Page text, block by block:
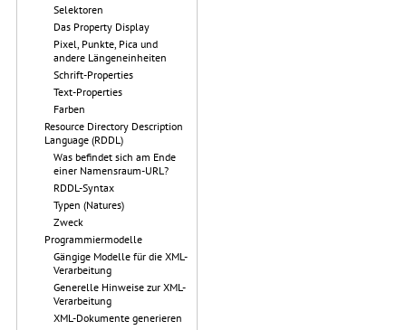
Selektoren
Das Property Display
Pixel, Punkte, Pica und
andere Längeneinheiten
Schrift-Properties
Text-Properties
Farben
Resource Directory Description
Language (RDDL)
Was befindet sich am Ende
einer Namensraum-URL?
RDDL-Syntax
Typen (Natures)
Zweck
Programmiermodelle
Gängige Modelle für die XML-
Verarbeitung
Generelle Hinweise zur XML-
Verarbeitung
XML-Dokumente generieren